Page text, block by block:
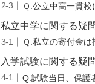
Ｑ.公立中高一貫
私立中学に関する疑
Ｑ.私立の寄付金
入学試験に関する疑
Q.試験当日、保護